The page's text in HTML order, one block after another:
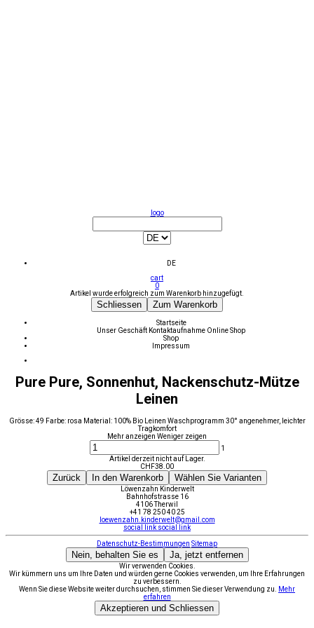
logo
DE
cart
0
Artikel wurde erfolgreich zum Warenkorb hinzugefügt.
Schliessen Zum Warenkorb
Startseite
Unser Geschäft Kontaktaufnahme Online Shop
Shop
Impressum
Pure Pure, Sonnenhut, Nackenschutz-Mütze
Leinen
Grösse: 49 Farbe: rosa Material: 100% Bio Leinen Waschprogramm 30° angenehmer, leichter
Tragkomfort
Mehr anzeigen Weniger zeigen
1
Artikel derzeit nicht auf Lager.
CHF38.00
Zurück In den Warenkorb Wählen Sie Varianten
Löwenzahn Kinderwelt
Bahnhofstrasse 16
4106 Therwil
+41 78 250 40 25
loewenzahn.kinderwelt@gmail.com
social link social link
Datenschutz-Bestimmungen Sitemap
Nein, behalten Sie es Ja, jetzt entfernen
Wir verwenden Cookies.
Wir kümmern uns um Ihre Daten und würden gerne Cookies verwenden, um Ihre Erfahrungen
zu verbessern.
Wenn Sie diese Website weiter durchsuchen, stimmen Sie dieser Verwendung zu.
Mehr
erfahren
Akzeptieren und Schliessen